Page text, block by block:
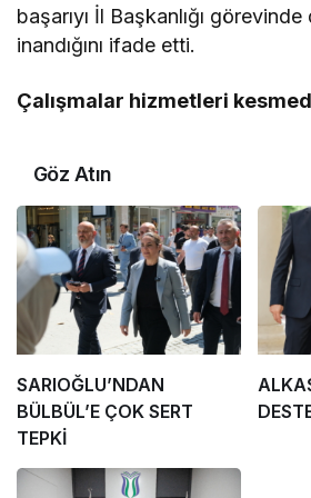
başarıyı İl Başkanlığı
inandığını ifade etti.
Çalışmalar hizmetleri
Göz Atın
SARIOĞLU’NDAN
BÜLBÜL’E ÇOK SERT
TEPKİ